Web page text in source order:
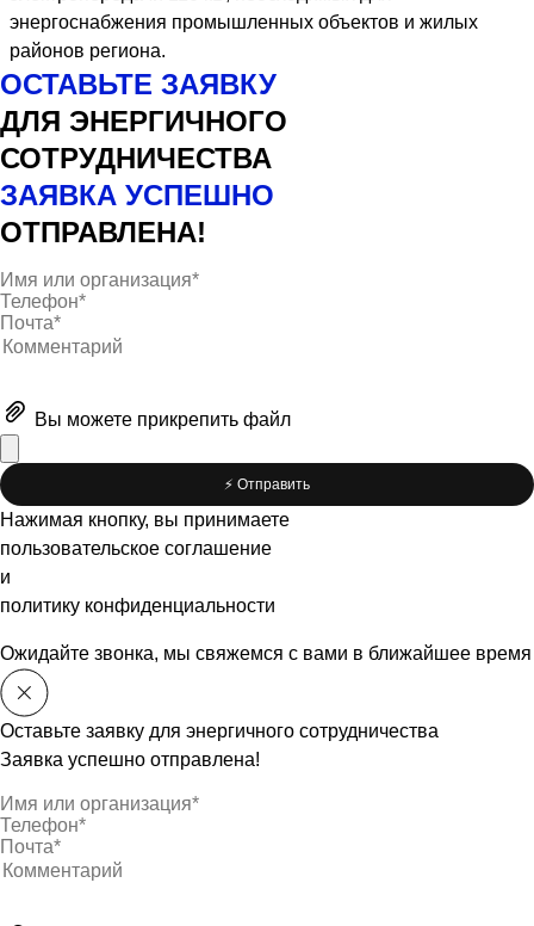
энергоснабжения промышленных объектов и жилых
районов региона.
ОСТАВЬТЕ ЗАЯВКУ
ДЛЯ ЭНЕРГИЧНОГО
СОТРУДНИЧЕСТВА
ЗАЯВКА УСПЕШНО
ОТПРАВЛЕНА!
Вы можете прикрепить файл
⚡️ Отправить
Нажимая кнопку, вы принимаете
пользовательское соглашение
и
политику конфиденциальности
Ожидайте звонка, мы свяжемся с вами в ближайшее время
Оставьте заявку для энергичного сотрудничества
Заявка успешно отправлена!